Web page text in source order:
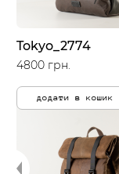
Tokyo_2774
4800 грн.
додати в кошик